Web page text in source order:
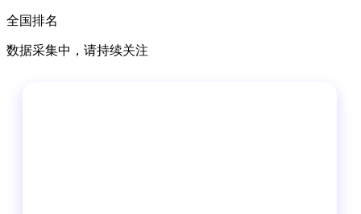
全国排名
数据采集中，请持续关注